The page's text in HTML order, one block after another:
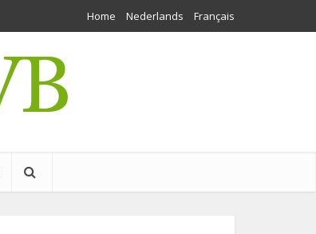
Home Nederlands Français